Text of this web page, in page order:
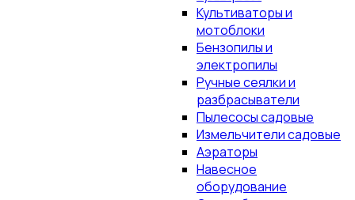
Культиваторы и
мотоблоки
Бензопилы и
электропилы
Ручные сеялки и
разбрасыватели
Пылесосы садовые
Измельчители садовые
Аэраторы
Навесное
оборудование